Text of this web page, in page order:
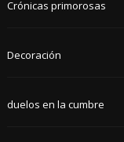
Crónicas primorosas
Decoración
duelos en la cumbre